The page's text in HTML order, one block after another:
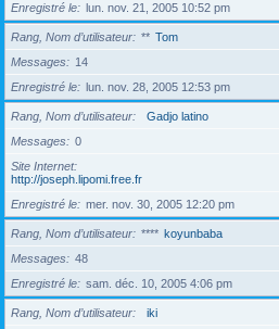
Enregistré le
lun. nov. 21, 2005 10:52 pm
Rang, Nom d’utilisateur ** Tom
Messages
14
Enregistré le
lun. nov. 28, 2005 12:53 pm
Rang, Nom d’utilisateur
Gadjo latino
Messages
0
Site Internet
http://joseph.lipomi.free.fr
Enregistré le
mer. nov. 30, 2005 12:20 pm
Rang, Nom d’utilisateur **** koyunbaba
Messages
48
Enregistré le
sam. déc. 10, 2005 4:06 pm
Rang, Nom d’utilisateur
iki